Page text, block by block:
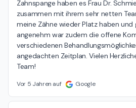
Zahnspange haben es Frau Dr.
zusammen mit ihrem sehr netten
meine Zähne wieder Platz haben und
angenehm war zudem die offene
verschiedenen
angedachten Zeitplan. Vielen
Team!
Vor 5 Jahren auf Google